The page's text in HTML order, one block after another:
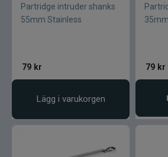
Pikecraft
Pulz Bait
Partridge intruder shanks
55mm Stainless
79 kr
Lägg i varukorgen
79 kr